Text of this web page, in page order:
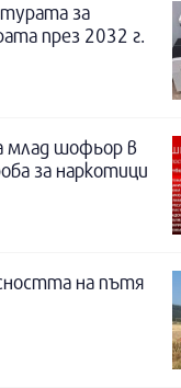
за
през 2032 г.
млад шофьор в
за наркотици
на пътя